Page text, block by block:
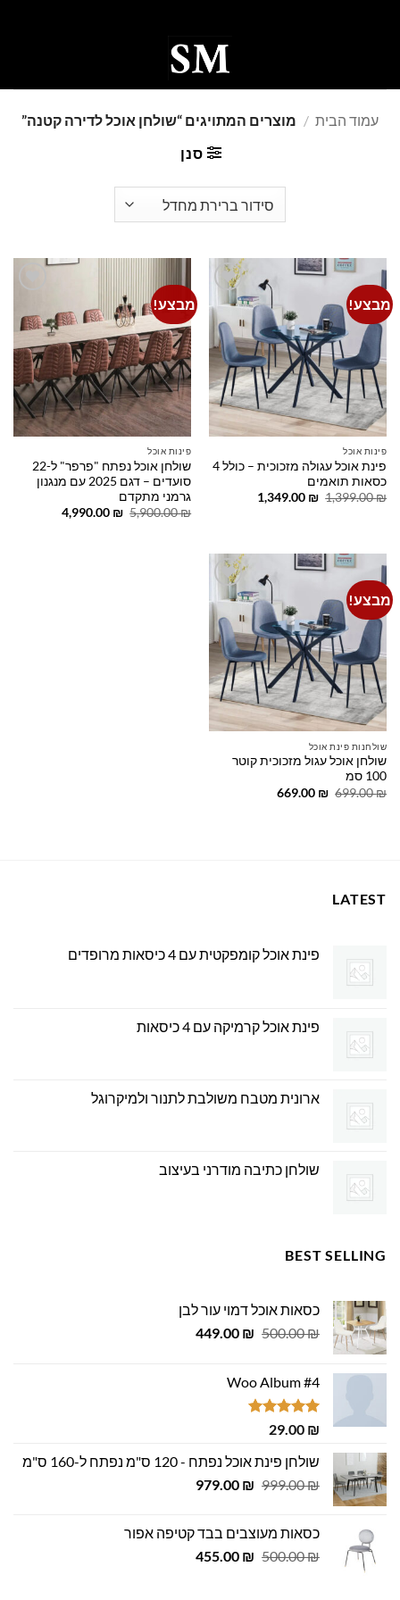
עמוד הבית / מוצרים המתויגים “שולחן אוכל לדירה קטנה”
סנן
מבצע!
Add to
wishlist
פינות אוכל
פינת אוכל עגולה מזכוכית – כולל 4
כסאות תואמים
1,399.00₪
המחיר
1,349.00 ₪
המחיר
מבצע!
wishlist
פינות אוכל
שולחן אוכל נפתח "פרפר" ל-22
סועדים – דגם 2025 עם מנגנון
גרמני מתקדם
5,900.00₪
המחיר
4,990.00 ₪
המחיר
מבצע!
Add to
wishlist
שולחנות פינת אוכל
שולחן אוכל עגול מזכוכית קוטר
100 סמ
699.00₪
המחיר
669.00 ₪
המחיר
LATEST
פינת אוכל קומפקטית עם 4 כיסאות מרופדים
פינת אוכל קרמיקה עם 4 כיסאות
ארונית מטבח משולבת לתנור ולמיקרוגל
שולחן כתיבה מודרני בעיצוב
BEST SELLING
כסאות אוכל דמוי עור לבן
500.00₪
המחיר
500.00 ₪.
449.00 ₪
המחיר
Woo Album #4
דורג5.00
29.00 ₪
שולחן פינת אוכל נפתח - 120 ס"מ נפתח ל-160 ס"מ
999.00₪
המחיר
999.00 ₪.
979.00 ₪
המחיר
979.00 ₪.
כסאות מעוצבים בבד קטיפה אפור
500.00₪
המחיר
455.00 ₪
המחיר